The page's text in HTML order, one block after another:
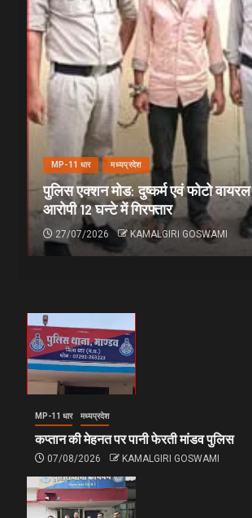
MP-11 धार मध्यप्रदेश
पुलिस एक्शन मोड: दुष्कर्म एवं फोटो
आरोपी 12 घन्टे में गिरफ्तार
27/07/2026 KAMALGIRI GOSWAMI
MP-11 धार मध्यप्रदेश
कप्तान की मेहनत पर पानी फेरती मांडव पुलिस
07/08/2026 KAMALGIRI GOSWAMI